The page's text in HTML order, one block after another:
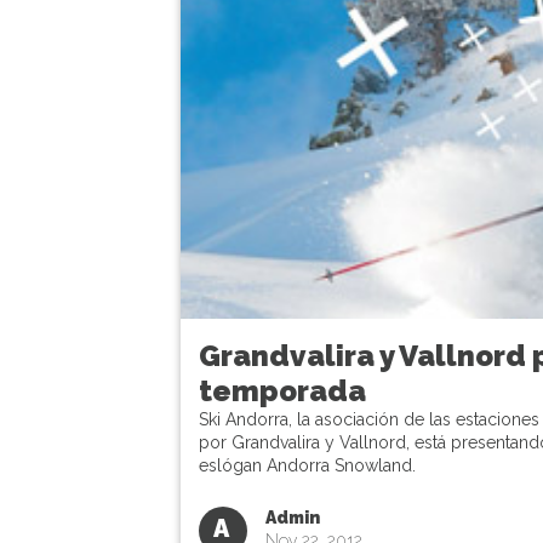
Grandvalira y Vallnord
temporada
Ski Andorra, la asociación de las
por Grandvalira y Vallnord, está
eslógan Andorra Snowland.
A
Admin